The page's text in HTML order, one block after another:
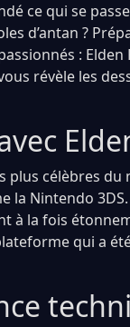
ce qui se
d’antan ?
: Elden
révèle les
plus célèbres
la Nintendo
à la fois
qui a